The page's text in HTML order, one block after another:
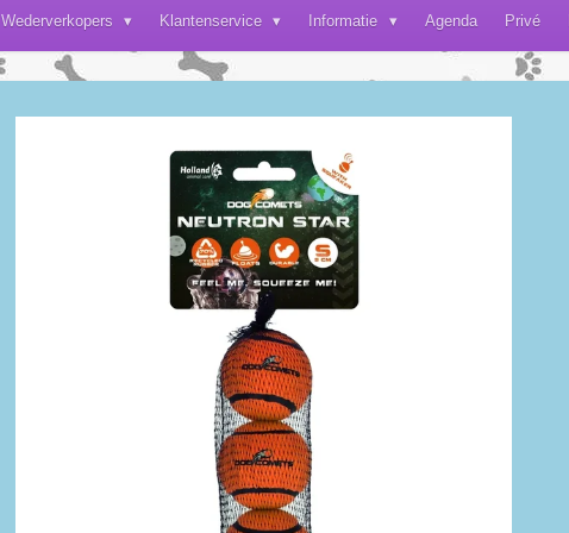
Wederverkopers Klantenservice Informatie Agenda Privé